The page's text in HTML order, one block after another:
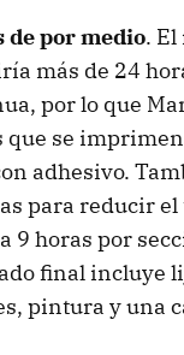
de por medio. El
más de 24
por lo que
que se
adhesivo.
para reducir el
9 horas por
final incluye
pintura y una